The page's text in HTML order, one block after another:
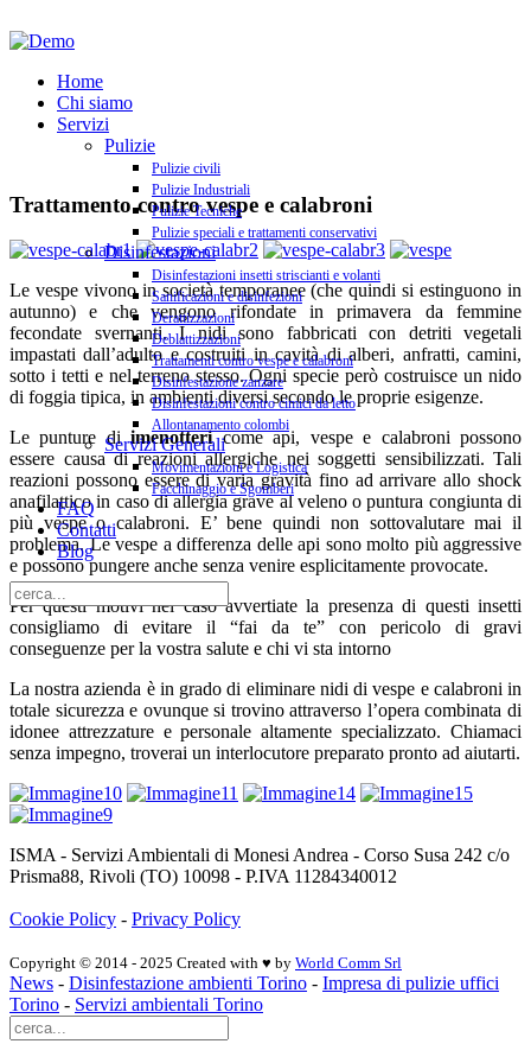
Home
Chi siamo
Servizi
Pulizie
Pulizie civili
Pulizie Industriali
Pulizie Tecniche
Pulizie speciali e trattamenti conservativi
Disinfestazioni
Disinfestazioni insetti striscianti e volanti
Sanificazioni e disinfezioni
Derattizzazioni
Deblattizzazioni
Trattamenti contro vespe e calabroni
Disinfestazione zanzare
Disinfestazioni contro cimici da letto
Allontanamento colombi
Servizi Generali
Movimentazioni e Logistica
Facchinaggio e Sgomberi
FAQ
Contatti
Blog
Trattamento contro vespe e calabroni
Le vespe vivono in società temporanee (che quindi si estinguono in
autunno) e che vengono rifondate in primavera da femmine
fecondate svernanti. I nidi sono fabbricati con detriti vegetali
impastati dall’adulto e costruiti in cavità di alberi, anfratti, camini,
sotto i tetti e nel terreno stesso. Ogni specie però costruisce un nido
di foggia tipica, in ambienti diversi secondo le proprie esigenze.
Le punture diimenottericome api, vespe e calabroni possono
essere causa di reazioni allergiche nei soggetti sensibilizzati. Tali
reazioni possono essere di varia gravità fino ad arrivare allo shock
anafilattico in caso di allergia grave al veleno o puntura congiunta di
più vespe o calabroni. E’ bene quindi non sottovalutare mai il
problema. Le vespe a differenza delle api sono molto più aggressive
e possono pungere anche senza venire esplicitamente provocate.
Per questi motivi nel caso avvertiate la presenza di questi insetti
consigliamo di evitare il “fai da te” con pericolo di gravi
conseguenze per la vostra salute e chi vi sta intorno
La nostra azienda è in grado di eliminare nidi di vespe e calabroni in
totale sicurezza e ovunque si trovino attraverso l’opera combinata di
idonee attrezzature e personale altamente specializzato. Chiamaci
senza impegno, troverai un interlocutore preparato pronto ad aiutarti.
ISMA - Servizi Ambientali di Monesi Andrea - Corso Susa 242 c/o
Prisma88, Rivoli (TO) 10098 - P.IVA 11284340012
Cookie Policy - Privacy Policy
Copyright © 2014 - 2025 Created with ♥ by World Comm Srl
News - Disinfestazione ambienti Torino - Impresa di pulizie uffici
Torino - Servizi ambientali Torino